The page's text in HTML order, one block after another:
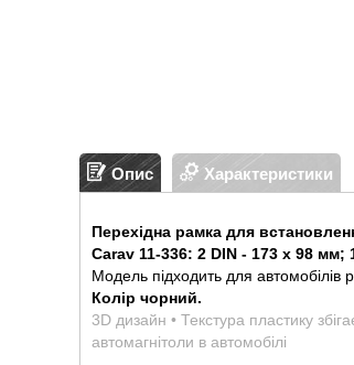
Опис Характеристики
Перехідна рамка для
Carav 11-336: 2 DIN - 173 x 98 мм;
Модель підходить для автомобілів
Колір чорний.
3D дизайн • Текстура пластику
автомагнітоли в автомобілі